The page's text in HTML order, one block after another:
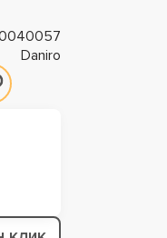
Daniro